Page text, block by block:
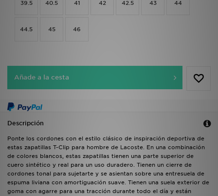
39.5 40.5 41 42 42.5 43 44
44.5 45 46
Añade a la cesta
Descripción
Ponte los cordones con el estilo clásico de inspiración deportiva de
estas zapatillas T-Clip para hombre de Lacoste. En una combinación
de colores blancos, estas zapatillas tienen una parte superior de
cuero sintético y real para un uso duradero. Tienen un cierre de
cordones tonal para sujetarte y se asientan sobre una entresuela de
espuma liviana con amortiguación suave. Tienen una suela exterior de
goma con agarre para una tracción durante todo el día y están